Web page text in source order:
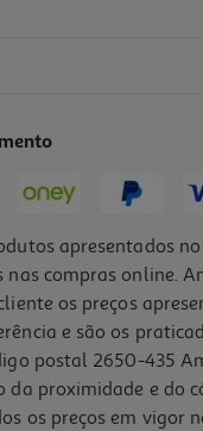
apresentados
nas compras online.
os preços
e são os
postal 2650-435
da proximidade e do
os preços em vigor